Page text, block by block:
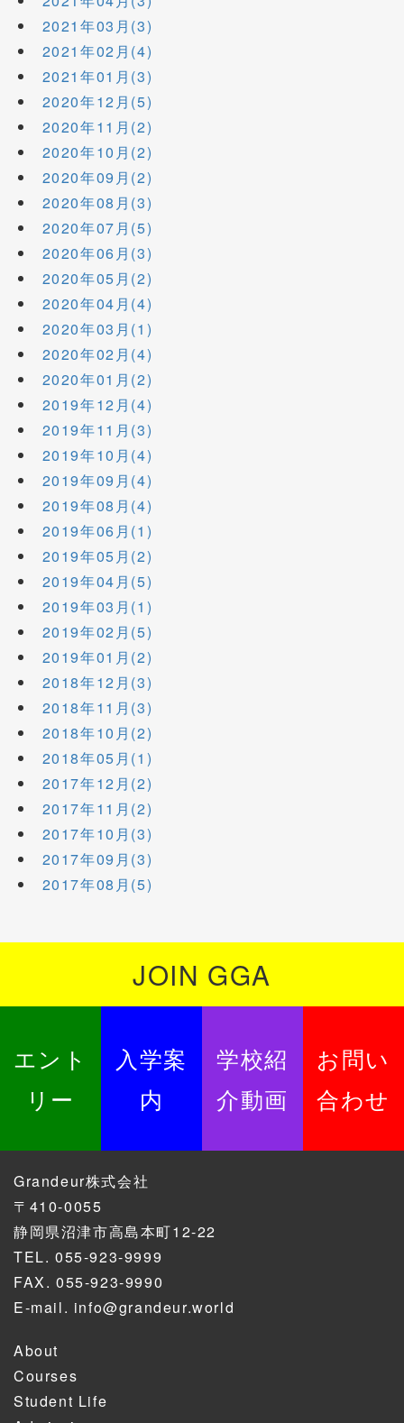
2021年03月(3)
2021年02月(4)
2021年01月(3)
2020年12月(5)
2020年11月(2)
2020年10月(2)
2020年09月(2)
2020年08月(3)
2020年07月(5)
2020年06月(3)
2020年05月(2)
2020年04月(4)
2020年03月(1)
2020年02月(4)
2020年01月(2)
2019年12月(4)
2019年11月(3)
2019年10月(4)
2019年09月(4)
2019年08月(4)
2019年06月(1)
2019年05月(2)
2019年04月(5)
2019年03月(1)
2019年02月(5)
2019年01月(2)
2018年12月(3)
2018年11月(3)
2018年10月(2)
2018年05月(1)
2017年12月(2)
2017年11月(2)
2017年10月(3)
2017年09月(3)
2017年08月(5)
JOIN GGA
エント
リー
入学案
内
学校紹
介動画
お問い
合わせ
Grandeur株式会社
〒410-0055
静岡県沼津市高島本町12-22
TEL. 055-923-9999
FAX. 055-923-9990
E-mail. info@grandeur.world
About
Courses
Student Life